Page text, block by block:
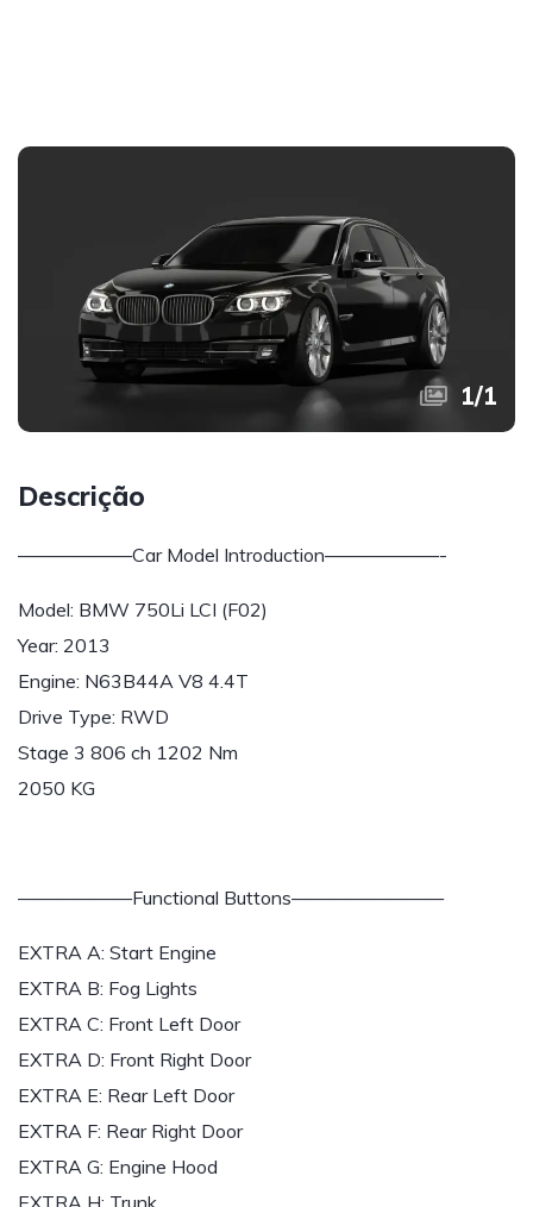
1/1
Descrição
——————Car Model Introduction——————-
Model: BMW 750Li LCI (F02)
Year: 2013
Engine: N63B44A V8 4.4T
Drive Type: RWD
Stage 3 806 ch 1202 Nm
2050 KG
——————Functional Buttons————————
EXTRA A: Start Engine
EXTRA B: Fog Lights
EXTRA C: Front Left Door
EXTRA D: Front Right Door
EXTRA E: Rear Left Door
EXTRA F: Rear Right Door
EXTRA G: Engine Hood
EXTRA H: Trunk